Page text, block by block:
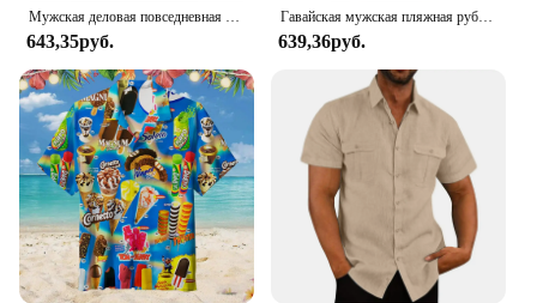
Мужская деловая повседневная однотонная рубашка с короткими рукавами, удобный топ без глажки
643,35руб.
Гавайская мужская пляжная рубашка с принтом растений, Повседневная рубашка с короткими рукавами, с воротником с лацканами, праздничная одежда, большие размеры, на лето
639,36руб.